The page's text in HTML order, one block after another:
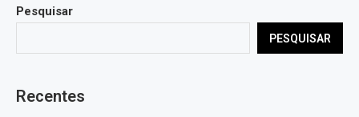
Pesquisar
PESQUISAR
Recentes